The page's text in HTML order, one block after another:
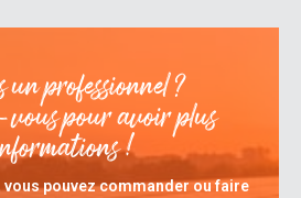
un professionnel ?
pour avoir plus
!
pouvez commander ou faire